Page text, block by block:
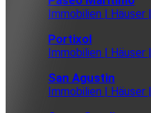
Immobilien |
Portixol
Immobilien |
San Agustin
Immobilien |